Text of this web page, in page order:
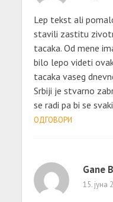
Lep tekst ali
stavili zastitu
tacaka. Od mene
bilo lepo videti
tacaka vaseg
Srbiji je stvarno
se radi pa bi se
ОДГОВОРИ
Gane
15. јуна